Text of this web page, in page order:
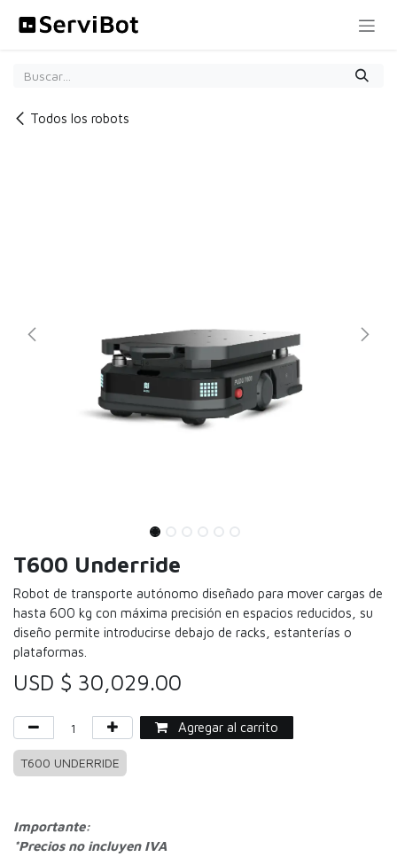
Todos los robots
T600 Underride
Robot de transporte autónomo diseñado para mover cargas de
hasta 600 kg con máxima precisión en espacios reducidos, su
diseño permite introducirse debajo de racks, estanterías o
plataformas.
USD $ 30,029.00
Agregar al carrito
T600 UNDERRIDE
Importante:
*Precios no incluyen IVA